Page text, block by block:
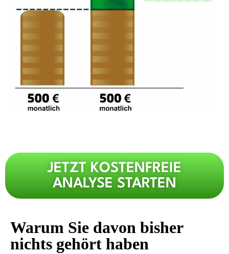
JETZT KOSTENFREIE
ANALYSE STARTEN
Warum Sie davon bisher
nichts gehört haben